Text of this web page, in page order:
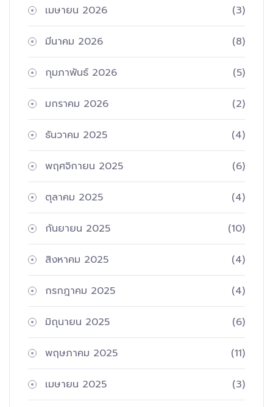
เมษายน 2026 (3)
มีนาคม 2026 (8)
กุมภาพันธ์ 2026 (5)
มกราคม 2026 (2)
ธันวาคม 2025 (4)
พฤศจิกายน 2025 (6)
ตุลาคม 2025 (4)
กันยายน 2025 (10)
สิงหาคม 2025 (4)
กรกฎาคม 2025 (4)
มิถุนายน 2025 (6)
พฤษภาคม 2025 (11)
เมษายน 2025 (3)